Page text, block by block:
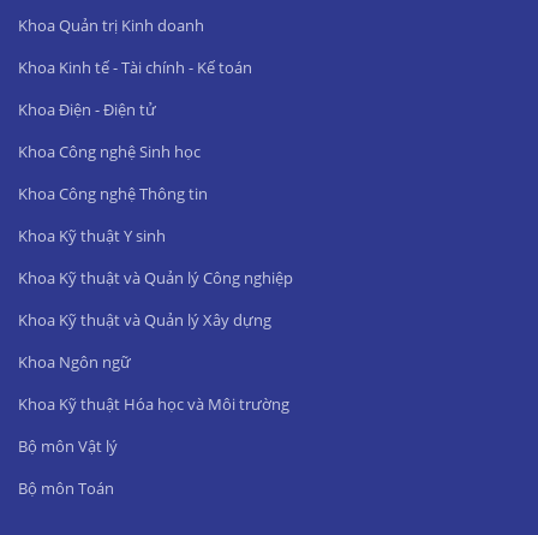
Khoa Quản trị Kinh doanh
Khoa Kinh tế - Tài chính - Kế toán
Khoa Điện - Điện tử
Khoa Công nghệ Sinh học
Khoa Công nghệ Thông tin
Khoa Kỹ thuật Y sinh
Khoa Kỹ thuật và Quản lý Công nghiệp
Khoa Kỹ thuật và Quản lý Xây dựng
Khoa Ngôn ngữ
Khoa Kỹ thuật Hóa học và Môi trường
Bộ môn Vật lý
Bộ môn Toán